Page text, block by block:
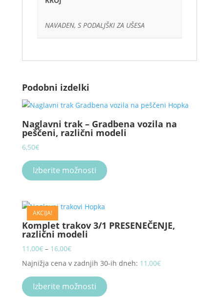
NAVADEN, S PODALJŠKI ZA UŠESA
Podobni izdelki
Naglavni trak – Gradbena vozila na
peščeni, različni modeli
6,50€
Izberite možnosti
product
options
chosen
the
product
AKCIJA!
Komplet trakov 3/1 PRESENEČENJE,
različni modeli
11,00€ – 16,00€Price
range:
11,00€
through
Najnižja cena v zadnjih 30-ih dneh: 11,00€
Izberite možnosti
product